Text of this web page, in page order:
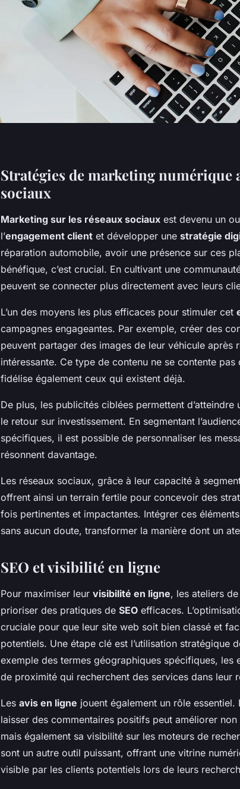
Stratégies de marketing numérique
sociaux
Marketing sur les réseaux sociaux est devenu un
l’engagement client et développer une stratégie
réparation automobile, avoir une présence sur ces
bénéfique, c’est crucial. En cultivant une
peuvent se connecter plus directement avec leurs
L’un des moyens les plus efficaces pour stimuler cet
campagnes engageantes. Par exemple, créer des
peuvent partager des images de leur véhicule après
intéressante. Ce type de contenu ne se contente pas
fidélise également ceux qui existent déjà.
De plus, les publicités ciblées permettent d’atteindre
le retour sur investissement. En segmentant
spécifiques, il est possible de personnaliser les
résonnent davantage.
Les réseaux sociaux, grâce à leur capacité à
offrent ainsi un terrain fertile pour concevoir des
fois pertinentes et impactantes. Intégrer ces
sans aucun doute, transformer la manière dont un
SEO et visibilité en ligne
Pour maximiser leur visibilité en ligne, les ateliers
prioriser des pratiques de SEO efficaces.
cruciale pour que leur site web soit bien classé et
potentiels. Une étape clé est l’utilisation stratégique
exemple des termes géographiques spécifiques, les
de proximité qui recherchent des services dans leur
Les avis en ligne jouent également un rôle
laisser des commentaires positifs peut améliorer non
mais également sa visibilité sur les moteurs de
sont un autre outil puissant, offrant une vitrine
visible par les clients potentiels lors de leurs